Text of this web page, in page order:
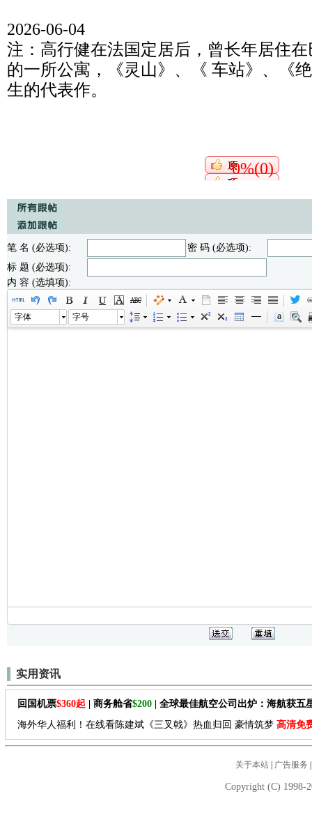
2026-06-04
注：高行健在法国定居后，曾长年居住
的一所公寓，《灵山》、《 车站》、《
生的代表作。
0%(0)
笔 名 (必选项):
密 码 (必选项):
标 题 (必选项):
内 容 (选填项):
字体 字号
实用资讯
回国机票$360起 | 商务舱省$200 | 全球最佳航空公司出炉：海航获五
海外华人福利！在线看陈建斌《三叉戟》热血归回 豪情筑梦 高清免
关于本站| 广告服务
Copyright (C) 1998-